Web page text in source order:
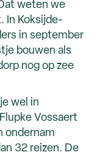
weten we
In Koksijde-
in september
bouwen als
nog op zee
wel in
Vossaert
ondernam
32 reizen. De